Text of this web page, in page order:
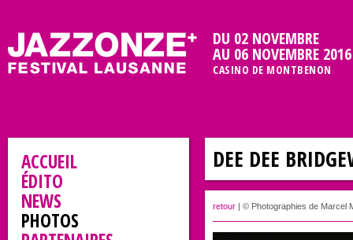
DU 02 NOVEMBRE
AU 06 NOVEMBRE 2016
CASINO DE MONTBENON
ACCUEIL
ÉDITO
NEWS
PHOTOS
DEE DEE
retour | © Photographies de Marcel